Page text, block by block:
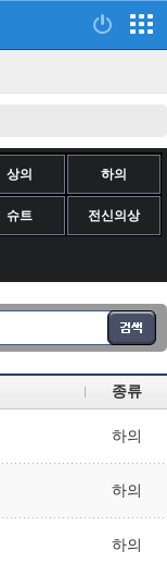
상의 하의
슈트 전신의상
종류
하의
하의
하의